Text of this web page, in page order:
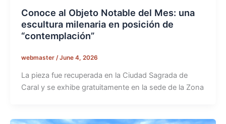
Conoce al Objeto Notable del Mes: una
escultura milenaria en posición de
“contemplación”
webmaster /June 4, 2026
La pieza fue recuperada en la Ciudad Sagrada de
Caral y se exhibe gratuitamente en la sede de la Zona